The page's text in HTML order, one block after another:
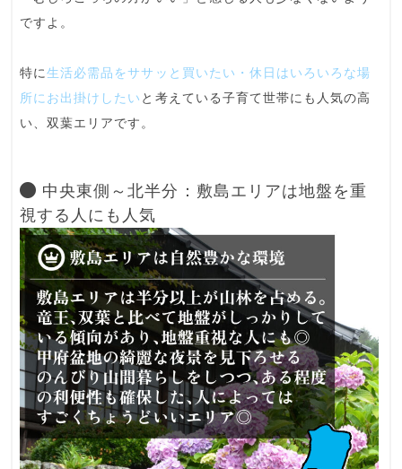
ですよ。
特に生活必需品をササッと買いたい・休日はいろいろな場
所にお出掛けしたい と考えている子育て世帯にも人気の高
い、双葉エリアです。
中央東側～北半分：敷島エリアは地盤を重
視する人にも人気